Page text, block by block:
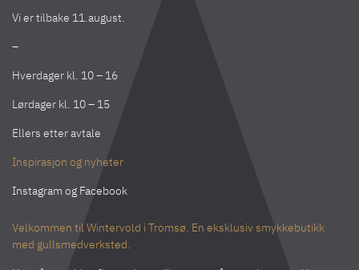
Vi er tilbake 11.august.
–
Hverdager kl. 10 – 16
Lørdager kl. 10 – 15
Ellers etter avtale
Inspirasjon og nyheter
Instagram og Facebook
Velkommen til Wintervold i Tromsø. En eksklusiv smykkebutikk
med gullsmedverksted.